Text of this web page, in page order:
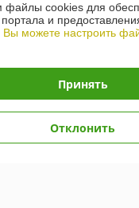
cookies
cookies для
портала и
Вы можете настроить
Принять
Отклонить